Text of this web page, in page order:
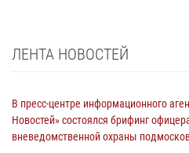
ЛЕНТА НОВОСТЕЙ
В пресс-центре информационного
Новостей» состоялся брифинг
вневедомственной охраны